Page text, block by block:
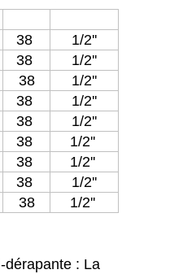
38
1/2''
38
1/2''
38
1/2''
38
1/2''
38
1/2''
38
1/2''
38
1/2''
38
1/2''
38 1/2''
dérapante : La